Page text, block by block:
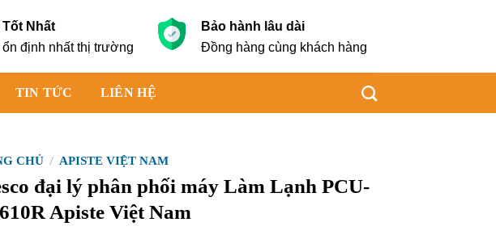
Tốt Nhất
ổn định nhất thị trường
Bảo hành lâu dài
Đồng hàng cùng khách hàng
TIN TỨC LIÊN HỆ
CHỦ / APISTE VIỆT NAM
đại lý phân phối máy Làm Lạnh PCU-
Apiste Việt Nam